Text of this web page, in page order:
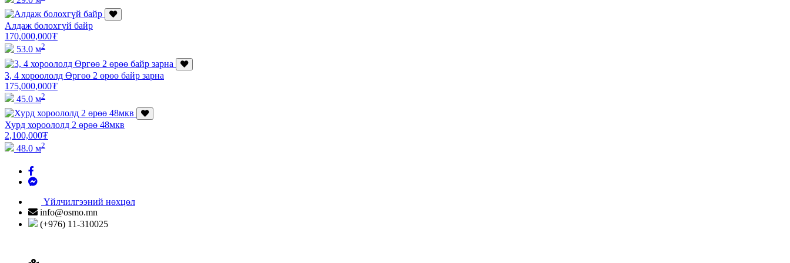
Алдаж болохгүй байр
170,000,000₮
53.0 м2
3, 4 хороололд Өргөө 2 өрөө байр зарна
175,000,000₮
45.0 м2
Хурд хороололд 2 өрөө 48мкв
2,100,000₮
48.0 м2
Үйлчилгээний нөхцөл
info@osmo.mn
(+976) 11-310025